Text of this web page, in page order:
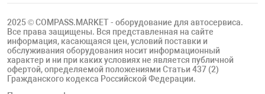
2025 © COMPASS.MARKET - оборудование для автосервиса.
Все права защищены. Вся представленная на сайте
информация, касающаяся цен, условий поставки и
обслуживания оборудования носит информационный
характер и ни при каких условиях не является публичной
офертой, определяемой положениями Статьи 437 (2)
Гражданского кодекса Российской Федерации.